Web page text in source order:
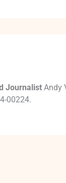
Journalist Andy
00224.